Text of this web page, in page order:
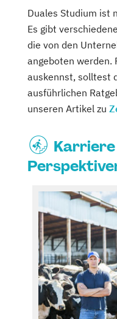
Duales Studium ist
Es gibt
die von den
angeboten werden.
auskennst, solltest
ausführlichen
unseren Artikel zu